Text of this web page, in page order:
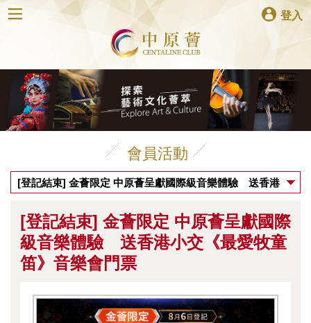
登入
會員活動
[登記結束] 金薈限定 中原薈呈獻國際級音樂體驗 送香港
[登記結束] 金薈限定 中原薈呈獻國際
級音樂體驗 送香港小交《最愛牧童
笛》音樂會門票